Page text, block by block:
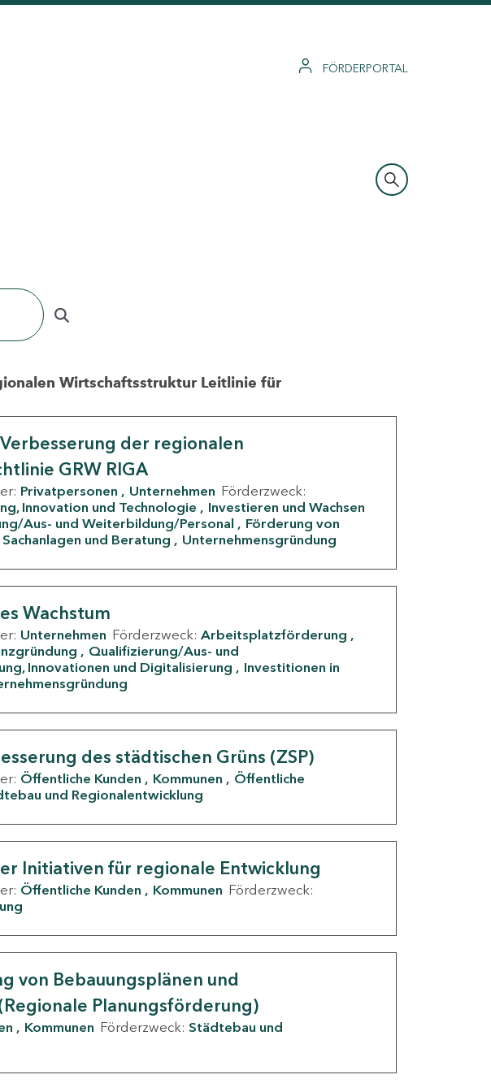
FÖRDERPORTAL
Wirtschaftsstruktur Leitlinie für
der regionalen
GRW RIGA
Privatpersonen Unternehmen Förderzweck:
Innovation und Technologie
Investieren und Wachsen
Aus- und Weiterbildung/Personal
Förderung von
und Beratung Unternehmensgründung
Wachstum
Unternehmen Förderzweck: Arbeitsplatzförderung
Qualifizierung/Aus- und
Innovationen und Digitalisierung
Investitionen in
des städtischen Grüns (ZSP)
Öffentliche Kunden Kommunen
Öffentliche
und Regionalentwicklung
Initiativen für regionale Entwicklung
Öffentliche Kunden Kommunen Förderzweck:
von Bebauungsplänen und
Planungsförderung)
Kommunen Förderzweck: Städtebau und